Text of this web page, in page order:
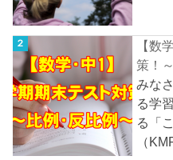
【数
策！
みな
る学
る「
（